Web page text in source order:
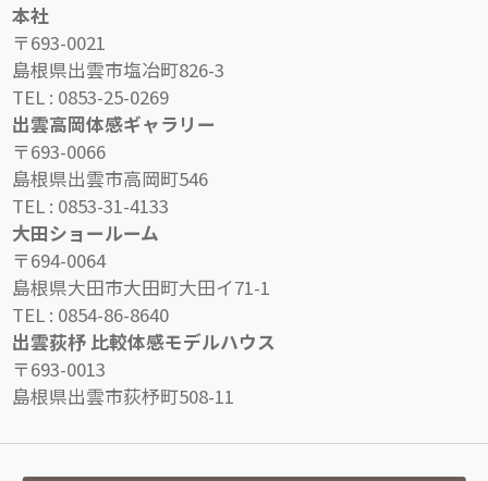
本社
〒693-0021
島根県出雲市塩冶町826-3
TEL : 0853-25-0269
出雲高岡体感ギャラリー
〒693-0066
島根県出雲市高岡町546
TEL : 0853-31-4133
大田ショールーム
〒694-0064
島根県大田市大田町大田イ71-1
TEL : 0854-86-8640
出雲荻杼 比較体感モデルハウス
〒693-0013
島根県出雲市荻杼町508-11